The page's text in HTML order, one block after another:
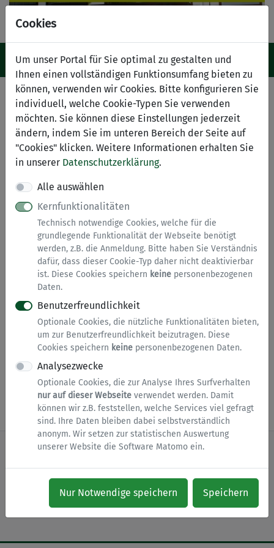
Cookies
Um unser Portal für Sie optimal zu gestalten und
Ihnen einen vollständigen Funktionsumfang bieten zu
können, verwenden wir Cookies. Bitte konfigurieren Sie
individuell, welche Cookie-Typen Sie verwenden
möchten. Sie können diese Einstellungen jederzeit
ändern, indem Sie im unteren Bereich der Seite auf
"Cookies" klicken. Weitere Informationen erhalten Sie
in unserer Datenschutzerklärung.
Alle auswählen
Kernfunktionalitäten
Technisch notwendige Cookies, welche für die
grundlegende Funktionalität der Webseite benötigt
werden, z.B. die Anmeldung. Bitte haben Sie Verständnis
dafür, dass dieser Cookie-Typ daher nicht deaktivierbar
ist. Diese Cookies speichern keine personenbezogenen
Daten.
Benutzerfreundlichkeit
Optionale Cookies, die nützliche Funktionalitäten bieten,
um zur Benutzerfreundlichkeit beizutragen. Diese
Cookies speichern keine personenbezogenen Daten.
Analysezwecke
Optionale Cookies, die zur Analyse Ihres Surfverhalten
nur auf dieser Webseite verwendet werden. Damit
können wir z.B. feststellen, welche Services viel gefragt
sind. Ihre Daten bleiben dabei selbstverständlich
anonym. Wir setzen zur statistischen Auswertung
unserer Website die Software Matomo ein.
Nur Notwendige speichern Speichern
Navigation ein-/ausblenden
Menü
SEPA-Lastschriftmandat
Hinweise zu diesem Service
Dieses Formular können Sie online ausfüllen,
allerdings muss das Formular anschließend
ausgedruckt und von Ihnen unterschrieben werden.
Falls Sie den Antrag lieber als PDF herunterladen
und ausdrucken möchten, finden Sie diesen unter
"Dateien zu diesem Formular".
Dateien zu diesem Formular
Hier können Sie sich den Antrag auch als PDF
herunterladen und manuell ausfüllen.
Dienst starten
Datenschutz Barrierefreiheit Cookies